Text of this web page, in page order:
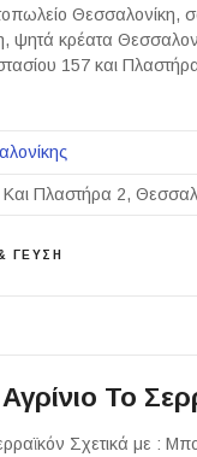
Θεσσαλονίκη,
ψητά κρέατα
157 και
Πλαστήρα 2,
ΓΕΥΣΗ
Το
Σχετικά με :